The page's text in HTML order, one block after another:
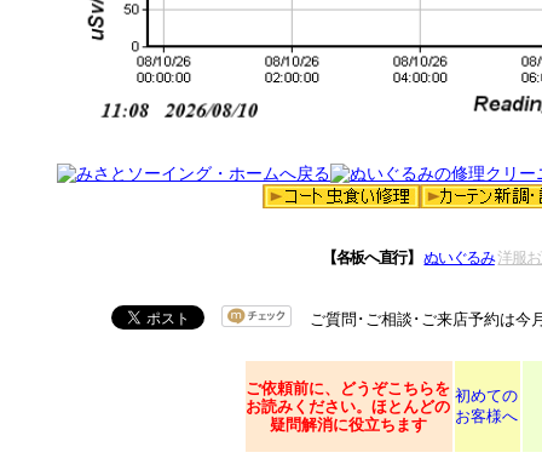
【各板へ直行】 ぬいぐるみ 洋服
ご質問･ご相談･ご来店予約は今
ご依頼前に、どうぞこちらを
お読みください。ほとんどの
疑問解消に役立ちます
初めての
お客様へ